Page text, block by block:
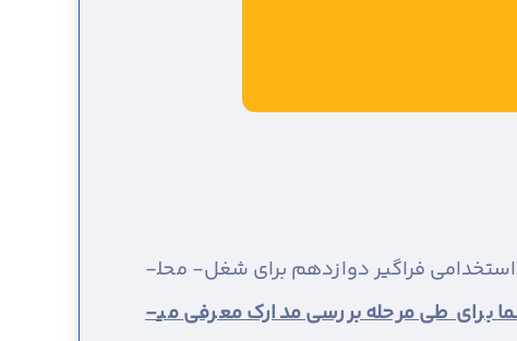
به اطلاع آن دسته از داوطلبان گرامی سه برابر ظرفیت مرحله تکمیل ظرفیت شرکت کننده در آزمون استخدامی فراگیر دوازدهم برای شغل- محل­
برای طی مرحله بررسی مدارک معرفی می­